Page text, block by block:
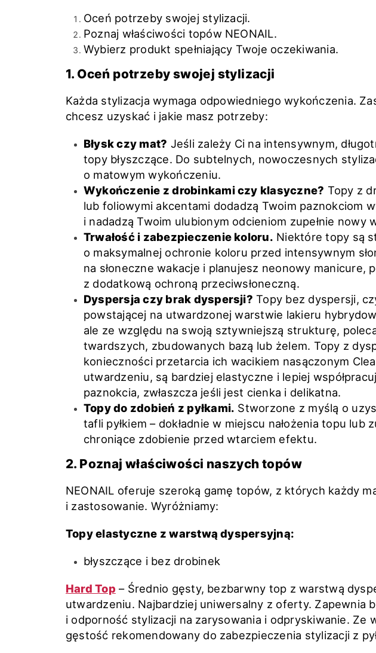
Oceń potrzeby swojej stylizacji.
Poznaj właściwości topów NEONAIL.
Wybierz produkt spełniający Twoje oczekiwania.
1. Oceń potrzeby swojej stylizacji
Każda stylizacja wymaga odpowiedniego wykończenia.
chcesz uzyskać i jakie masz potrzeby:
Błysk czy mat? Jeśli zależy Ci na intensywnym,
topy błyszczące. Do subtelnych, nowoczesnych
o matowym wykończeniu.
Wykończenie z drobinkami czy klasyczne? Topy z
lub foliowymi akcentami dodadzą Twoim paznokciom
i nadadzą Twoim ulubionym odcieniom zupełnie nowy
Trwałość i zabezpieczenie koloru. Niektóre topy są
o maksymalnej ochronie koloru przed intensywnym
na słoneczne wakacje i planujesz neonowy manicure,
z dodatkową ochroną przeciwsłoneczną.
Dyspersja czy brak dyspersji? Topy bez dyspersji,
powstającej na utwardzonej warstwie lakieru
ale ze względu na swoją sztywniejszą strukturę,
twardszych, zbudowanych bazą lub żelem. Topy z
konieczności przetarcia ich wacikiem nasączonym
utwardzeniu, są bardziej elastyczne i lepiej
paznokcia, zwłaszcza jeśli jest cienka i delikatna.
Topy do zdobień z pyłkami. Stworzone z myślą o
tafli pyłkiem – dokładnie w miejscu nałożenia topu lub
chroniące zdobienie przed wtarciem efektu.
2. Poznaj właściwości naszych topów
NEONAIL oferuje szeroką gamę topów, z których każdy
i zastosowanie. Wyróżniamy:
Topy elastyczne z warstwą dyspersyjną:
błyszczące i bez drobinek
Hard Top – Średnio gęsty, bezbarwny top z warstwą
utwardzeniu. Najbardziej uniwersalny z oferty. Zapewnia
i odporność stylizacji na zarysowania i odpryskiwanie. Ze
gęstość rekomendowany do zabezpieczenia stylizacji z